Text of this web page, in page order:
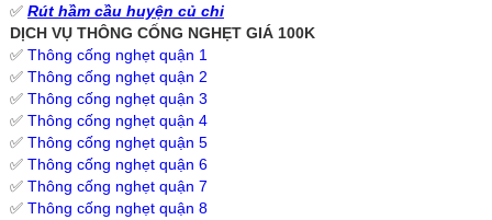
✅ Rút hầm cầu huyện củ chi
DỊCH VỤ THÔNG CỐNG NGHẸT GIÁ 100K
✅ Thông cống nghẹt quận 1
✅ Thông cống nghẹt quận 2
✅ Thông cống nghẹt quận 3
✅ Thông cống nghẹt quận 4
✅ Thông cống nghẹt quận 5
✅ Thông cống nghẹt quận 6
✅ Thông cống nghẹt quận 7
✅ Thông cống nghẹt quận 8